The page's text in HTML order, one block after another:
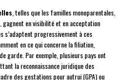
, telles que les familles monoparentales,
gagnent en visibilité et en acceptation
s’adaptent progressivement à ces
en ce qui concerne la filiation,
garde. Par exemple, plusieurs pays ont
la reconnaissance juridique des
des gestations pour autrui (GPA) ou